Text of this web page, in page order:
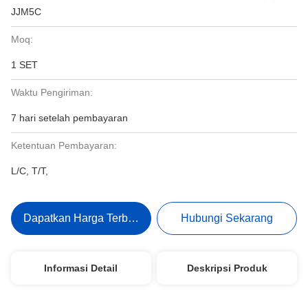
JJM5C
Moq:
1 SET
Waktu Pengiriman:
7 hari setelah pembayaran
Ketentuan Pembayaran:
L/C, T/T,
Dapatkan Harga Terbaik Hubungi Sekarang
Informasi Detail Deskripsi Produk